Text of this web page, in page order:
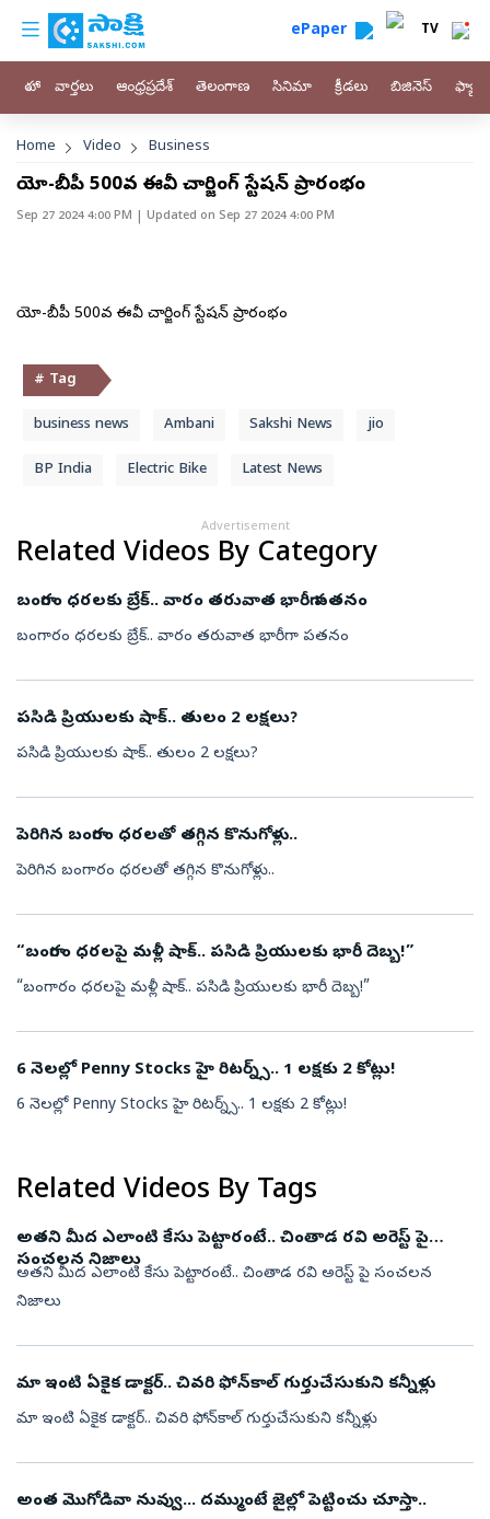
Skip to main content
custom menu ePaper TV
హోం వార్తలు ఆంధ్రప్రదేశ్ తెలంగాణ సినిమా క్రీడలు బిజినెస్
Breadcrumb
Home Video Business
జియో-బీపీ 500వ ఈవీ చార్జింగ్‌ స్టేషన్‌ ప్రారంభం
Sep 27 2024 4:00 PM | Updated on Sep 27 2024 4:00 PM
జియో-బీపీ 500వ ఈవీ చార్జింగ్‌ స్టేషన్‌ ప్రారంభం
# Tag
business news Ambani Sakshi News jio
BP India Electric Bike Latest News
Advertisement
Related Videos By Category
బంగారం ధరలకు బ్రేక్.. వారం తరువాత భారీగా పతనం
బంగారం ధరలకు బ్రేక్.. వారం తరువాత భారీగా పతనం
పసిడి ప్రియులకు షాక్.. తులం 2 లక్షలు?
పసిడి ప్రియులకు షాక్.. తులం 2 లక్షలు?
పెరిగిన బంగారం ధరలతో తగ్గిన కొనుగోళ్లు..
పెరిగిన బంగారం ధరలతో తగ్గిన కొనుగోళ్లు..
“బంగారం ధరలపై మళ్లీ షాక్.. పసిడి ప్రియులకు భారీ దెబ్బ!”
“బంగారం ధరలపై మళ్లీ షాక్.. పసిడి ప్రియులకు భారీ దెబ్బ!”
6 నెలల్లో Penny Stocks హై రిటర్న్స్.. 1 లక్షకు 2 కోట్లు!
6 నెలల్లో Penny Stocks హై రిటర్న్స్.. 1 లక్షకు 2 కోట్లు!
Related Videos By Tags
అతని మీద ఎలాంటి కేసు పెట్టారంటే.. చింతాడ రవి అరెస్ట్ పై
సంచలన నిజాలు
అతని మీద ఎలాంటి కేసు పెట్టారంటే.. చింతాడ రవి అరెస్ట్ పై సంచలన
నిజాలు
మా ఇంటి ఏకైక డాక్టర్.. చివరి ఫోన్‌కాల్ గుర్తుచేసుకుని కన్నీళ్లు
మా ఇంటి ఏకైక డాక్టర్.. చివరి ఫోన్‌కాల్ గుర్తుచేసుకుని కన్నీళ్లు
అంత మొగోడివా నువ్వు... దమ్ముంటే జైల్లో పెట్టించు చూస్తా..